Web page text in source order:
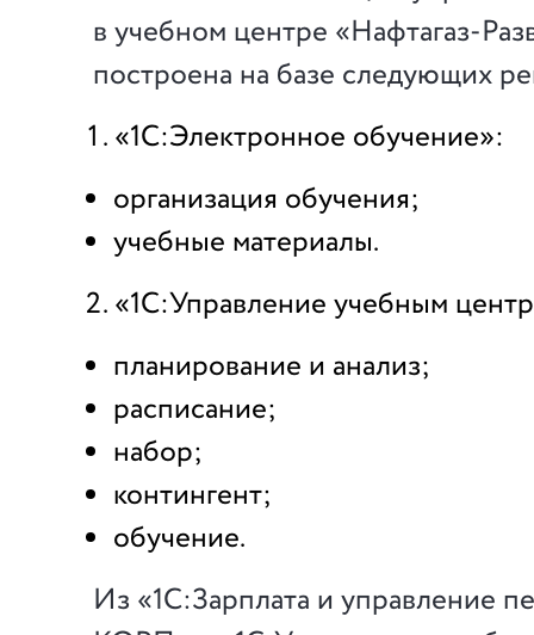
в учебном центре «Нафтагаз-
построена на базе следующих
«1С:Электронное обучение»:
организация обучения;
учебные материалы.
«1С:Управление учебным
планирование и анализ;
расписание;
набор;
контингент;
обучение.
Из «1С:Зарплата и управление